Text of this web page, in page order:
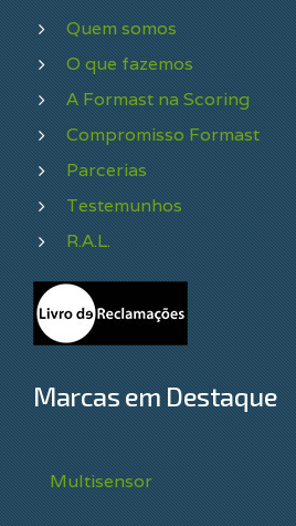
Quem somos
O que fazemos
A Formast na Scoring
Compromisso Formast
Parcerias
Testemunhos
R.A.L.
Marcas em Destaque
Multisensor